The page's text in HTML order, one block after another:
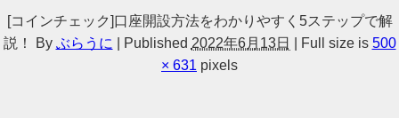
[コインチェック]口座開設方法をわかりやすく5ステップで解
説！
By ぶらうに Published 2022年6月13日 Full size is 500
× 631 pixels